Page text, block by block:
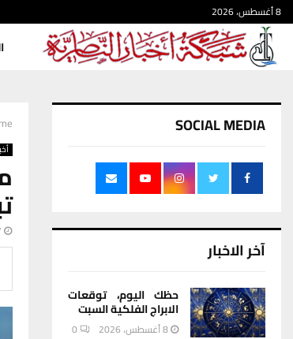
8 أغسطس، 2026
7
SOCIAL MEDIA
آخر الاخبار
حظك اليوم، توقعات
الابراج الفلكية السبت
8 أغسطس، 2026 0